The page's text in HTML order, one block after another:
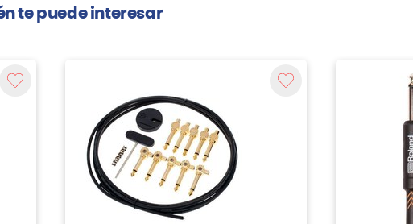
te puede interesar